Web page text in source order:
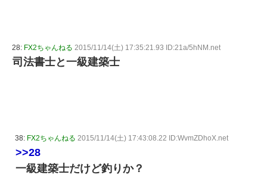
28: FX2ちゃんねる 2015/11/14(土) 17:35:21.93 ID:21a/5hNM.net
司法書士と一級建築士
38: FX2ちゃんねる 2015/11/14(土) 17:43:08.22 ID:WvmZDhoX.net
>>28
一級建築士だけど釣りか？